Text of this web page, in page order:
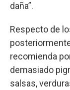
daña”.
Respecto de
recomienda
demasiado
salsas,